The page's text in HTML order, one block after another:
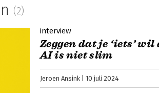
(2)
interview
Zeggen dat je ‘iets’
AI is niet slim
Jeroen Ansink 10 juli 2024